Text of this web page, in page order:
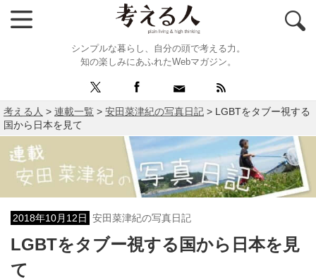
シンプルな暮らし、自分の頭で考える力。
知の楽しみにあふれたWebマガジン。
考える人 > 連載一覧 > 安田菜津紀の写真日記 > LGBTをタブー視する
国から日本を見て
2018年10月12日 安田菜津紀の写真日記
LGBTをタブー視する国から日本を見
て